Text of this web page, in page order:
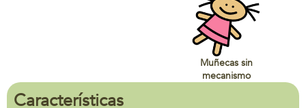
Muñecas sin
mecanismo
Características